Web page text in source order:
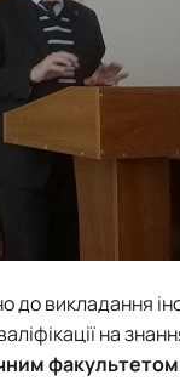
до викладання
на
факультетом